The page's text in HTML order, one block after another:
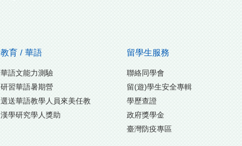
教育 / 華語
華語文能力測驗
研習華語暑期營
選送華語教學人員來美任教
漢學研究學人獎助
留學生服務
聯絡同學會
留(遊)學生安全專輯
學歷查證
政府獎學金
臺灣防疫專區